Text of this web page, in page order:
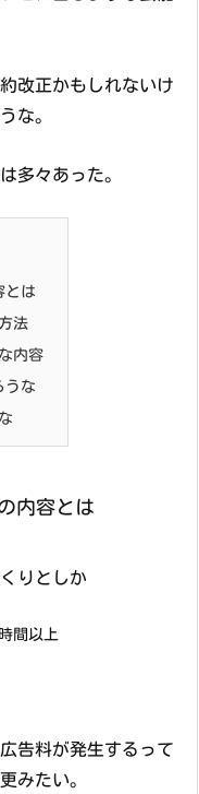
改正かもしれないけ
な。
多々あった。
とは
法
内容
うな
内容とは
りとしか
間以上
告料が発生するって
みたい。